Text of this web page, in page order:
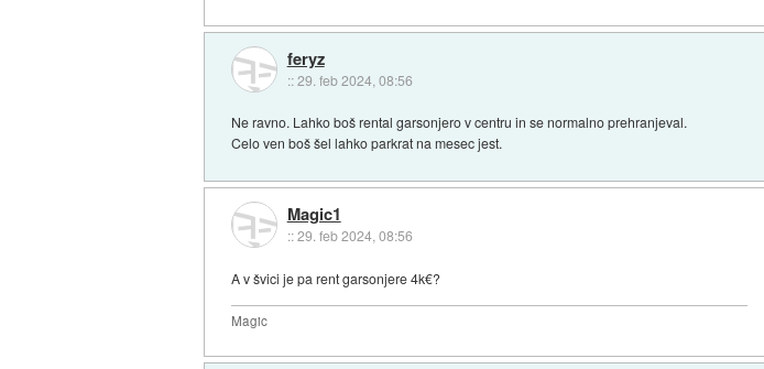
feryz
::29. feb 2024, 08:56
Ne ravno. Lahko boš rental garsonjero v centru in se normalno prehranjeval.
Celo ven boš šel lahko parkrat na mesec jest.
Magic1
::29. feb 2024, 08:56
A v švici je pa rent garsonjere 4k€?
Magic